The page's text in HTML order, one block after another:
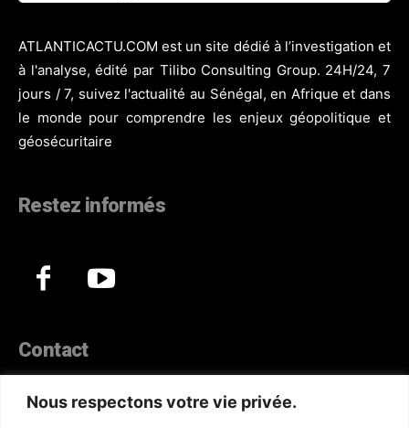
Nous respectons votre vie privée.
ATLANTICACTU.COM est un site dédié à l’investigation et
à l'analyse, édité par Tilibo Consulting Group. 24H/24, 7
jours / 7, suivez l'actualité au Sénégal, en Afrique et dans
le monde pour comprendre les enjeux géopolitique et
géosécuritaire
Restez informés
Contact
Téléphone :(+221) 70 330 86 87‬